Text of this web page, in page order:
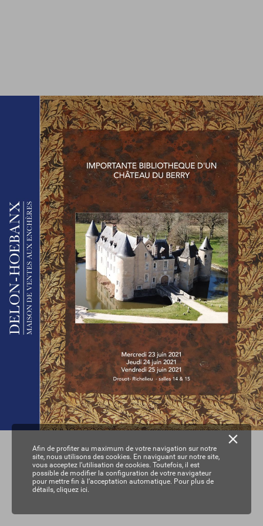
Afin de profiter au maximum de votre navigation sur notre
site, nous utilisons des cookies. En naviguant sur notre site,
vous acceptez l’utilisation de cookies. Toutefois, il est
possible de modifier la configuration de votre navigateur
pour mettre fin à l’acceptation automatique. Pour plus de
détails, cliquez ici.